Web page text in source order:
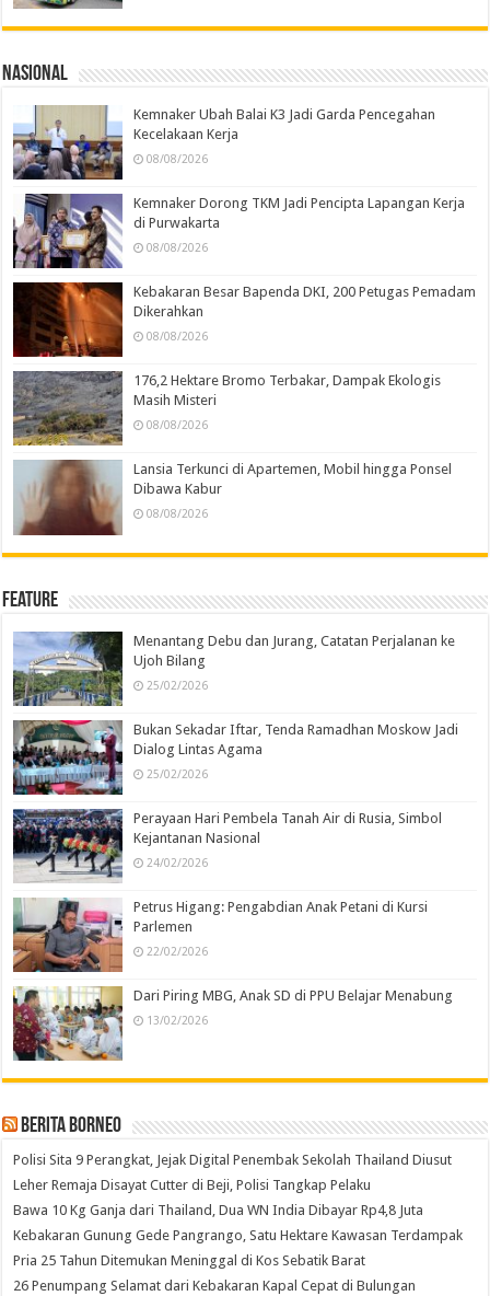
Nasional
Kemnaker Ubah Balai K3 Jadi Garda Pencegahan
Kecelakaan Kerja
08/08/2026
Kemnaker Dorong TKM Jadi Pencipta Lapangan Kerja
di Purwakarta
08/08/2026
Kebakaran Besar Bapenda DKI, 200 Petugas Pemadam
Dikerahkan
08/08/2026
176,2 Hektare Bromo Terbakar, Dampak Ekologis
Masih Misteri
08/08/2026
Lansia Terkunci di Apartemen, Mobil hingga Ponsel
Dibawa Kabur
08/08/2026
Feature
Menantang Debu dan Jurang, Catatan Perjalanan ke
Ujoh Bilang
25/02/2026
Bukan Sekadar Iftar, Tenda Ramadhan Moskow Jadi
Dialog Lintas Agama
25/02/2026
Perayaan Hari Pembela Tanah Air di Rusia, Simbol
Kejantanan Nasional
24/02/2026
Petrus Higang: Pengabdian Anak Petani di Kursi
Parlemen
22/02/2026
Dari Piring MBG, Anak SD di PPU Belajar Menabung
13/02/2026
Berita Borneo
Polisi Sita 9 Perangkat, Jejak Digital Penembak Sekolah Thailand Diusut
Leher Remaja Disayat Cutter di Beji, Polisi Tangkap Pelaku
Bawa 10 Kg Ganja dari Thailand, Dua WN India Dibayar Rp4,8 Juta
Kebakaran Gunung Gede Pangrango, Satu Hektare Kawasan Terdampak
Pria 25 Tahun Ditemukan Meninggal di Kos Sebatik Barat
26 Penumpang Selamat dari Kebakaran Kapal Cepat di Bulungan